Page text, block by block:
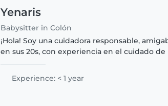
Yenaris
Babysitter in Colón
¡Hola! Soy una cuidadora responsable,
en sus 20s, con experiencia en el cuidado
global del..
Experience: < 1 year